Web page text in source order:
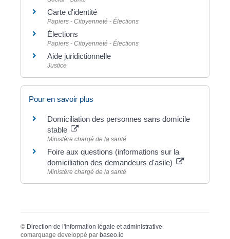
Carte d'identité
Papiers - Citoyenneté - Élections
Élections
Papiers - Citoyenneté - Élections
Aide juridictionnelle
Justice
Pour en savoir plus
Domiciliation des personnes sans domicile
stable
Ministère chargé de la santé
Foire aux questions (informations sur la
domiciliation des demandeurs d'asile)
Ministère chargé de la santé
© Direction de l'information légale et administrative
comarquage developpé par baseo.io